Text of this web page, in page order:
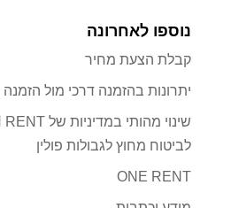
נוספו לאחרונה
קבלת הצעת מחיר
יתרונות בהזמנה דרכי מול
לביטוח מחוץ לגבולות פולין
ONE RENT